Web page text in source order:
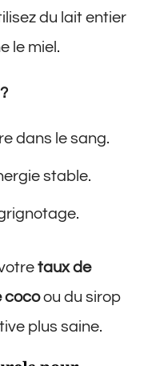
du lait entier
le miel.
dans le sang.
stable.
taux de
cocoou du sirop
plus saine.